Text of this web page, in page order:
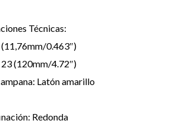
Técnicas:
0.463″)
(120mm/4.72″)
Latón amarillo
Redonda